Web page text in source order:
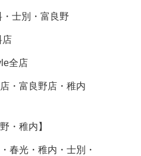
士別・富良野
店
全店
・富良野店・稚内
・稚内】
春光・稚内・士別・